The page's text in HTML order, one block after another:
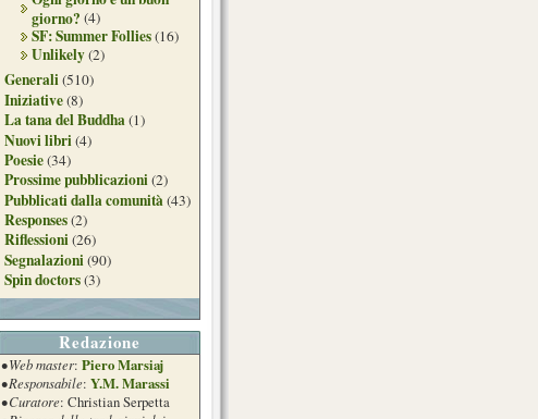
giorno? (4)
SF: Summer Follies(16)
Unlikely(2)
Generali(510)
Iniziative(8)
La tana del Buddha(1)
Nuovi libri(4)
Poesie(34)
Prossime pubblicazioni(2)
Pubblicati dalla comunità(43)
Responses(2)
Riflessioni(26)
Segnalazioni(90)
Spin doctors(3)
Redazione
• Web master: Piero Marsiaj
• Responsabile: Y.M. Marassi
• Curatore: Christian Serpetta